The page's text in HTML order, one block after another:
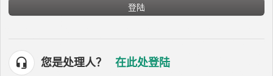
登陆
您是处理人？ 在此处登陆